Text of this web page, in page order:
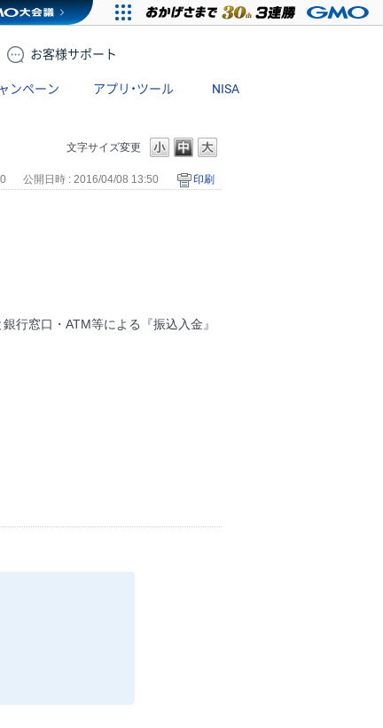
お客様サポート
ンペーン アプリ・ツール NISA
文字サイズ変更
公開日時 : 2016/04/08 13:50 印刷
行窓口・ATM等による『振込入金』